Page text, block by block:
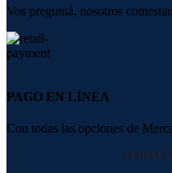
Vos preguntá, nosotros
PAGO EN LÍNEA
Con todas las opciones de